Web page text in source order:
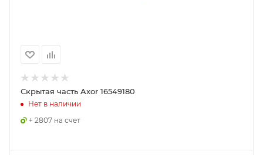
Скрытая часть Axor 16549180
Нет в наличии
+ 2807 на счет